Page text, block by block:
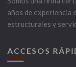
años de experiencia
estructurales y
ACCESOS